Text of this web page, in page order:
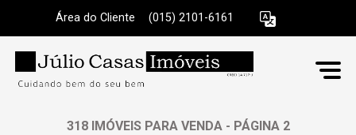
Área do Cliente (015) 2101-6161
318 IMÓVEIS PARA VENDA - PÁGINA 2